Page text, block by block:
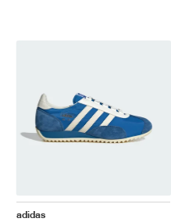
adidas